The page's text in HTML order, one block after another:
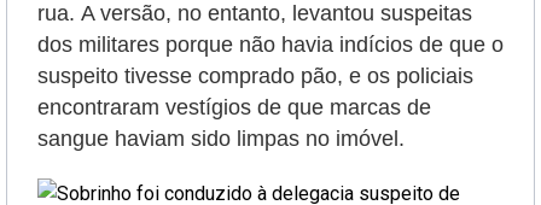
rua. A versão, no entanto, levantou suspeitas
dos militares porque não havia indícios de que o
suspeito tivesse comprado pão, e os policiais
encontraram vestígios de que marcas de
sangue haviam sido limpas no imóvel.